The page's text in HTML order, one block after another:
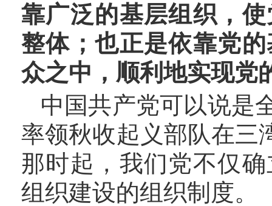
靠广泛的基层组织，
整体；也正是依靠党
众之中，顺利地实现党
中国共产党可以说是
率领秋收起义部队在三
那时起，我们党不仅
组织建设的组织制度。